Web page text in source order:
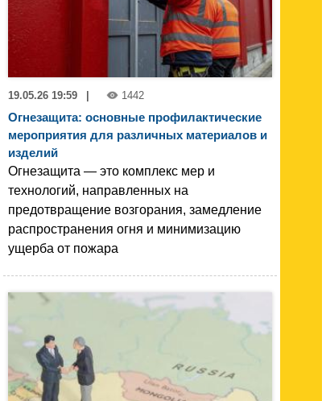
19.05.26 19:59 1442
Огнезащита: основные профилактические
мероприятия для различных материалов и
изделий
Огнезащита — это комплекс мер и
технологий, направленных на
предотвращение возгорания, замедление
распространения огня и минимизацию
ущерба от пожара